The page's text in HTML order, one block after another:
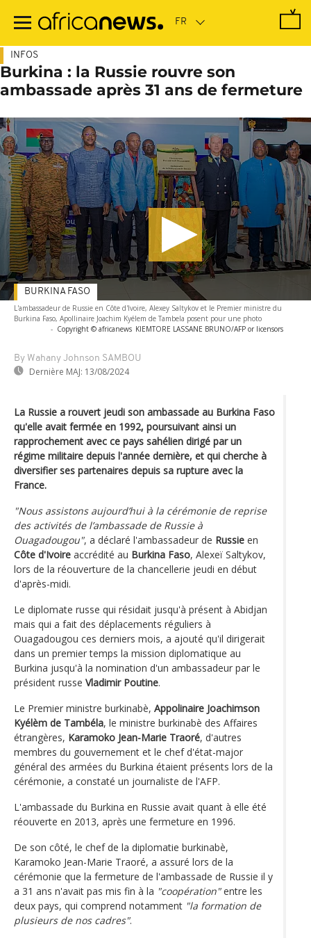
contenu
INFOS
Burkina : la Russie rouvre son
ambassade après 31 ans de fermeture
L'ambassadeur de Russie en Côte d'Ivoire, Alexey Saltykov et le Premier ministre du
Burkina Faso, Apollinaire Joachim Kyélem de Tambela posent pour une photo
- Copyright © africanews KIEMTORE LASSANE BRUNO/AFP or licensors
By Wahany Johnson SAMBOU
Dernière MAJ: 13/08/2024
BURKINA FASO
La Russie a rouvert jeudi son ambassade au Burkina Faso
qu'elle avait fermée en 1992, poursuivant ainsi un
rapprochement avec ce pays sahélien dirigé par un
régime militaire depuis l'année dernière, et qui cherche à
diversifier ses partenaires depuis sa rupture avec la
France.
"Nous assistons aujourd’hui à la cérémonie de reprise
des activités de l’ambassade de Russie à
Ouagadougou", a déclaré l'ambassadeur de Russie en
Côte d'Ivoire accrédité au Burkina Faso, Alexeï Saltykov,
lors de la réouverture de la chancellerie jeudi en début
d'après-midi.
Le diplomate russe qui résidait jusqu'à présent à Abidjan
mais qui a fait des déplacements réguliers à
Ouagadougou ces derniers mois, a ajouté qu'il dirigerait
dans un premier temps la mission diplomatique au
Burkina jusqu'à la nomination d'un ambassadeur par le
président russe Vladimir Poutine.
Le Premier ministre burkinabè, Appolinaire Joachimson
Kyélèm de Tambéla, le ministre burkinabè des Affaires
étrangères, Karamoko Jean-Marie Traoré, d'autres
membres du gouvernement et le chef d'état-major
général des armées du Burkina étaient présents lors de la
cérémonie, a constaté un journaliste de l'AFP.
L'ambassade du Burkina en Russie avait quant à elle été
réouverte en 2013, après une fermeture en 1996.
De son côté, le chef de la diplomatie burkinabè,
Karamoko Jean-Marie Traoré, a assuré lors de la
cérémonie que la fermeture de l'ambassade de Russie il y
a 31 ans n'avait pas mis fin à la "coopération"entre les
deux pays, qui comprend notamment "la formation de
plusieurs de nos cadres".